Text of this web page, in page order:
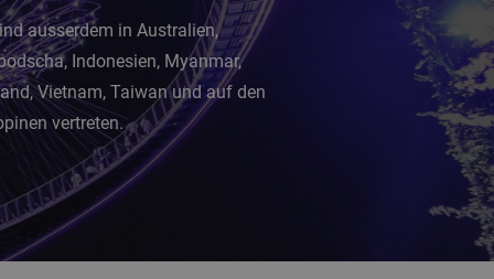
ausserdem in Australien,
Indonesien, Myanmar,
Vietnam, Taiwan und auf den
vertreten.